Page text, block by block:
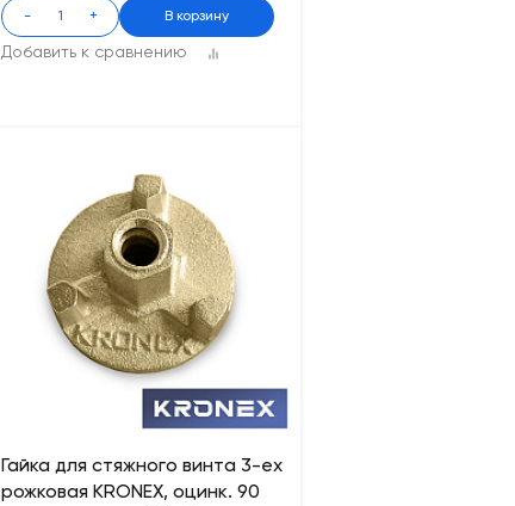
Добавить к сравнению
- + В корзину
Гайка для стяжного винта 3-ех
рожковая KRONEX, оцинк. 90